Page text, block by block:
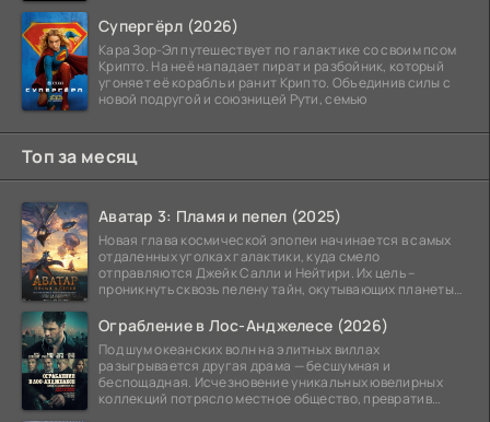
Супергёрл (2026)
Кара Зор-Эл путешествует по галактике со своим псом
Крипто. На неё нападает пират и разбойник, который
угоняет её корабль и ранит Крипто. Объединив силы с
новой подругой и союзницей Рути, семью
Топ за месяц
Аватар 3: Пламя и пепел (2025)
Новая глава космической эпопеи начинается в самых
отдаленных уголках галактики, куда смело
отправляются Джейк Салли и Нейтири. Их цель –
проникнуть сквозь пелену тайн, окутывающих планеты
Ограбление в Лос-Анджелесе (2026)
Под шум океанских волн на элитных виллах
разыгрывается другая драма — бесшумная и
беспощадная. Исчезновение уникальных ювелирных
коллекций потрясло местное общество, превратив